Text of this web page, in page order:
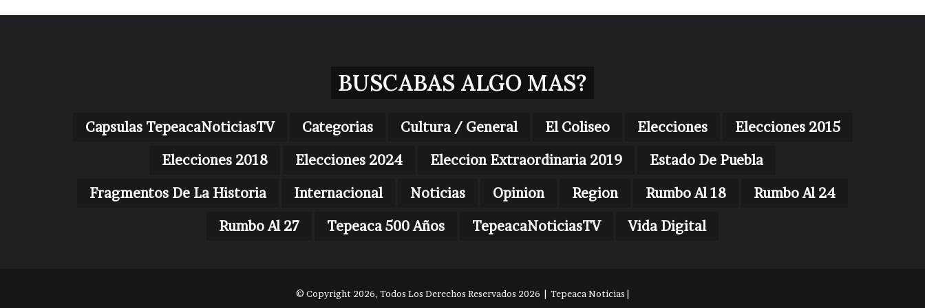
BUSCABAS ALGO MAS?
Capsulas TepeacaNoticiasTV Categorias Cultura / General El Coliseo Elecciones
Elecciones 2015
Elecciones 2018
Elecciones 2024 Eleccion Extraordinaria 2019
Estado De Puebla
Fragmentos De La Historia
Internacional Noticias Opinion Region Rumbo Al 18
Rumbo Al 24
Rumbo Al 27
Tepeaca 500 Años TepeacaNoticiasTV Vida Digital
© Copyright 2026, Todos Los Derechos Reservados 2026 | Tepeaca Noticias |